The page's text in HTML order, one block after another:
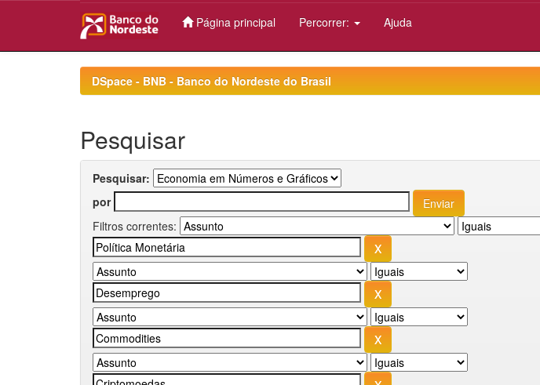
Página principal Percorrer: Ajuda
DSpace - BNB - Banco do Nordeste do Brasil
Pesquisar
Pesquisar:
por
Filtros correntes: